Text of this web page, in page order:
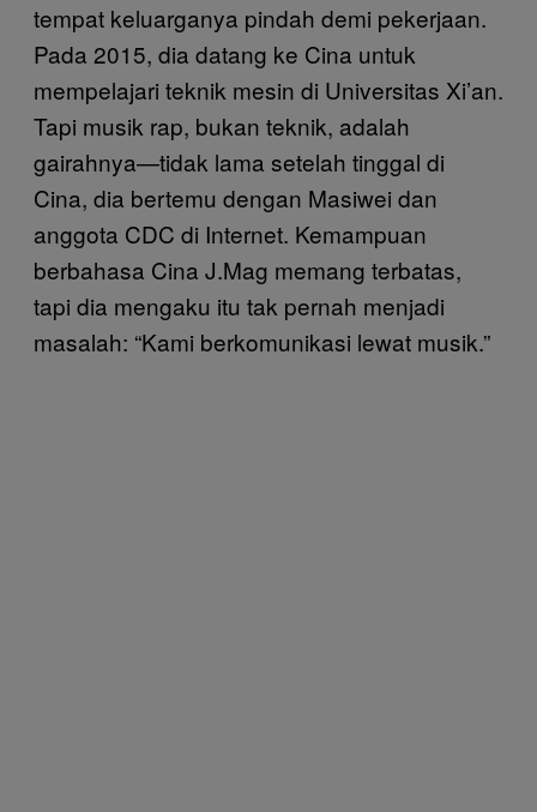
tempat keluarganya pindah demi pekerjaan.
Pada 2015, dia datang ke Cina untuk
mempelajari teknik mesin di Universitas Xi’an.
Tapi musik rap, bukan teknik, adalah
gairahnya—tidak lama setelah tinggal di
Cina, dia bertemu dengan Masiwei dan
anggota CDC di Internet. Kemampuan
berbahasa Cina J.Mag memang terbatas,
tapi dia mengaku itu tak pernah menjadi
masalah: “Kami berkomunikasi lewat musik.”